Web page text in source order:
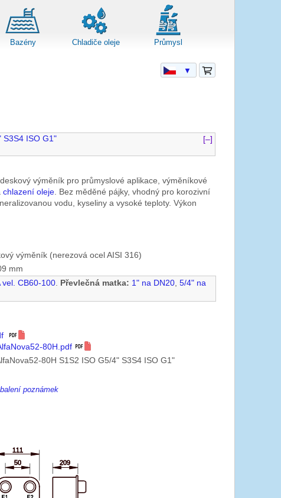
Bazény Chladiče oleje Průmysl
S3S4 ISO G1"
[–]
výměník pro průmyslové aplikace, výměníkové
chlazení oleje. Bez měděné pájky, vhodný pro korozivní
vodu, kyseliny a vysoké teploty. Výkon
výměník (nerezová ocel AISI 316)
mm
vel. CB60-100. Převlečná matka: 1" na DN20,5/4" na
80H.pdf
80H S1S2 ISO G5/4" S3S4 ISO G1"
poznámek
▼